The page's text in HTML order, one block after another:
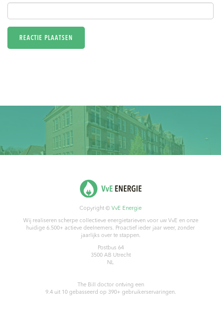
Copyright © VvE Energie
Wij realiseren scherpe collectieve energietarieven voor uw VvE en onze
huidige 6.500+ actieve deelnemers. Proactief ieder jaar weer, zonder
jaarlijks over te stappen.
Postbus 64
3500 AB Utrecht
NL
The Bill doctorontving een
9.4uit 10gebasseerd op 390+ gebruikerservaringen.